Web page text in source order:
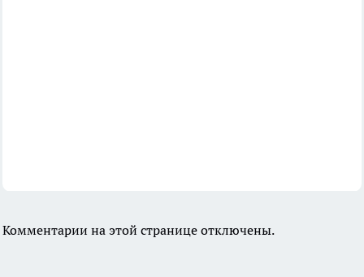
Комментарии на этой странице отключены.